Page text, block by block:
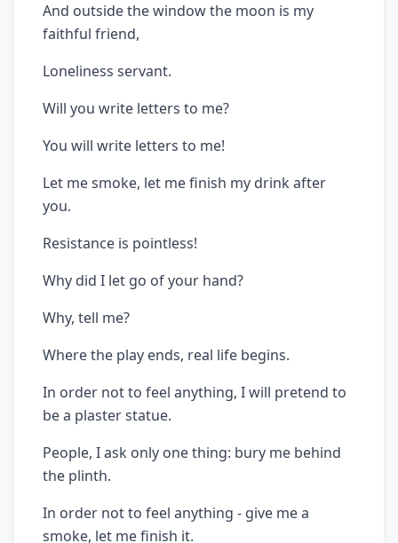
And outside the window the moon is my
faithful friend,
Loneliness servant.
Will you write letters to me?
You will write letters to me!
Let me smoke, let me finish my drink after
you.
Resistance is pointless!
Why did I let go of your hand?
Why, tell me?
Where the play ends, real life begins.
In order not to feel anything, I will pretend to
be a plaster statue.
People, I ask only one thing: bury me behind
the plinth.
In order not to feel anything - give me a
smoke, let me finish it.